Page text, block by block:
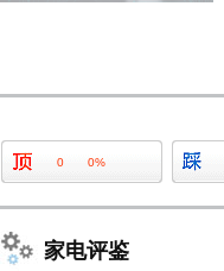
0 0%
家电评鉴